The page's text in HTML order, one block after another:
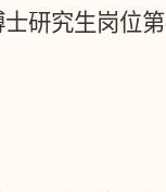
研究生岗位第